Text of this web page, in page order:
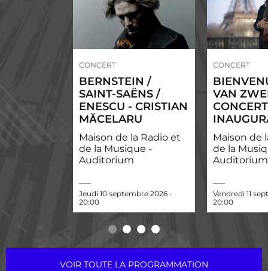
BERNSTEIN /
SAINT-SAËNS /
ENESCU - CRISTIAN
MĂCELARU
Maison de la Radio et
de la Musique -
Auditorium
CONCERT
Jeudi 10 septembre 2026 -
20:00
VAN
CONCERT
Maison de
de la
Auditorium
CONCERT
Vendredi 11
20:00
VOIR TOUTE LA PROGRAMMATION